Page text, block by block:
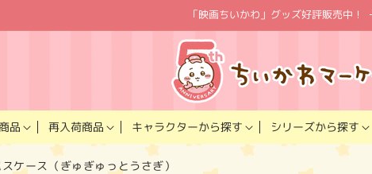
「映画ちいかわ」グッズ好評販売中！
品 再入荷商品 キャラクターから探す シリーズから探す
ケース（ぎゅぎゅっとうさぎ）